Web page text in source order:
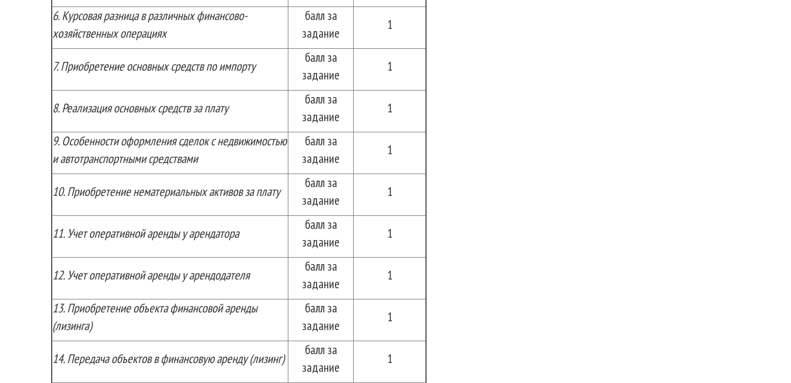
6.Курсовая разница в различных финансово-
хозяйственных операциях
балл за
задание
1
7.Приобретение основных средств по импорту
балл за
задание
1
8.Реализация основных средств за плату
балл за
задание
1
9.Особенности оформления сделок с недвижимостью
и автотранспортными средствами
балл за
задание
1
10.Приобретение нематериальных активов за плату
балл за
задание
1
11.Учет оперативной аренды у арендатора
балл за
задание
1
12.Учет оперативной аренды у арендодателя
балл за
задание
1
13.Приобретение объекта финансовой аренды
(лизинга)
балл за
задание
1
14.Передача объектов в финансовую аренду (лизинг)
балл за
задание
1